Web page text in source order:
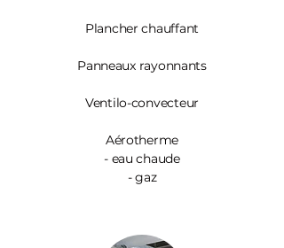
Plancher chauffant
Panneaux rayonnants
Ventilo-convecteur
Aérotherme
- eau chaude
- gaz